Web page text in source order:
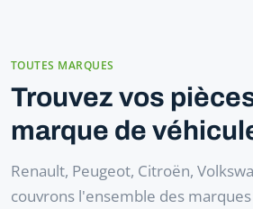
TOUTES MARQUES
Trouvez vos
marque de
Renault, Peugeot, Citroën,
couvrons l'ensemble des